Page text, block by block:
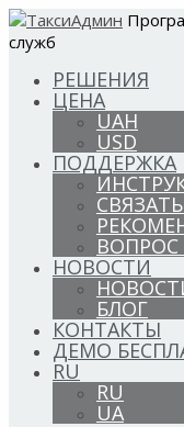
служб
РЕШЕНИЯ
ЦЕНА
UAH
USD
ПОДДЕРЖКА
НОВОСТИ
БЛОГ
КОНТАКТЫ
ДЕМО
RU
RU
UA